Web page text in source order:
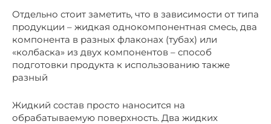
Отдельно стоит заметить, что в зависимости от типа
продукции – жидкая однокомпонентная смесь, два
компонента в разных флаконах (тубах) или
«колбаска» из двух компонентов – способ
подготовки продукта к использованию также
разный
Жидкий состав просто наносится на
обрабатываемую поверхность. Два жидких